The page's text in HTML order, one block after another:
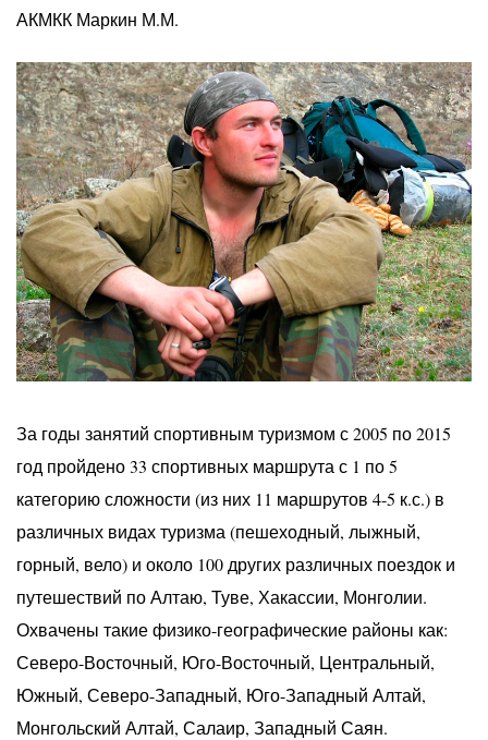
АКМКК Маркин М.М.
За годы занятий спортивным туризмом с 2005 по 2015
год пройдено 33 спортивных маршрута с 1 по 5
категорию сложности (из них 11 маршрутов 4-5 к.с.) в
различных видах туризма (пешеходный, лыжный,
горный, вело) и около 100 других различных поездок и
путешествий по Алтаю, Туве, Хакассии, Монголии.
Охвачены такие физико-географические районы как:
Северо-Восточный, Юго-Восточный, Центральный,
Южный, Северо-Западный, Юго-Западный Алтай,
Монгольский Алтай, Салаир, Западный Саян.